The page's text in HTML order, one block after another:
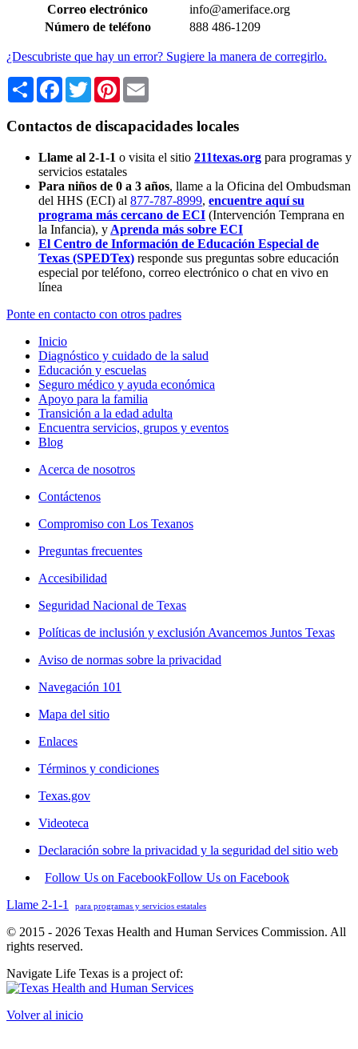
Correo electrónico
info@ameriface.org
Número de teléfono
888 486-1209
¿Descubriste que hay un error? Sugiere la manera de corregirlo.
Share Facebook
TwitterPinterest
Contactos de discapacidades locales
Llame al 2-1-1 o visita el sitio 211texas.org para programas y
servicios estatales
Para niños de 0 a 3 años, llame a la Oficina del Ombudsman
del HHS (ECI) al 877-787-8999, encuentre aquí su
programa más cercano de ECI (Intervención Temprana en
la Infancia), y Aprenda más sobre ECI
El Centro de Información de Educación Especial de
Texas (SPEDTex) responde sus preguntas sobre educación
especial por teléfono, correo electrónico o chat en vivo en
línea
Ponte en contacto con otros padres
Inicio
Diagnóstico y cuidado de la salud
Educación y escuelas
Seguro médico y ayuda económica
Apoyo para la familia
Transición a la edad adulta
Encuentra servicios, grupos y eventos
Blog
Acerca de nosotros
Contáctenos
Compromiso con Los Texanos
Preguntas frecuentes
Accesibilidad
Seguridad Nacional de Texas
Políticas de inclusión y exclusión Avancemos Juntos Texas
Aviso de normas sobre la privacidad
Navegación 101
Mapa del sitio
Enlaces
Términos y condiciones
Texas.gov
Videoteca
Declaración sobre la privacidad y la seguridad del sitio web
Follow Us on FacebookFollow Us on Facebook
Llame 2-1-1
para programas y servicios estatales
© 2015 - 2026 Texas Health and Human Services Commission. All
rights reserved.
Navigate Life Texas is a project of:
Volver al inicio